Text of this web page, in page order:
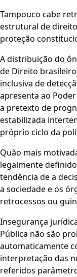
Tampouco cabe
estrutural de
proteção
A distribuição do
de Direito
inclusiva de
apresenta ao
a pretexto de
estabilizada
próprio ciclo da
Quão mais
legalmente
tendência de a
a sociedade e os
retrocessos ou
Insegurança
Pública não são
automaticamente
interpretação das
referidos